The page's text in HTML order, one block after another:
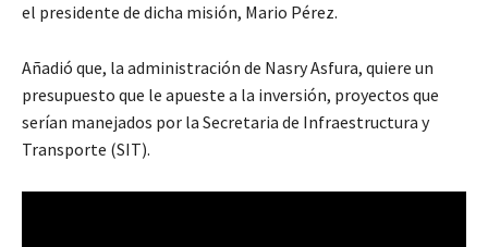
el presidente de dicha misión, Mario Pérez.
Añadió que, la administración de Nasry Asfura, quiere un
presupuesto que le apueste a la inversión, proyectos que
serían manejados por la Secretaria de Infraestructura y
Transporte (SIT).